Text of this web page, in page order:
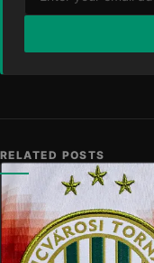
RELATED POSTS